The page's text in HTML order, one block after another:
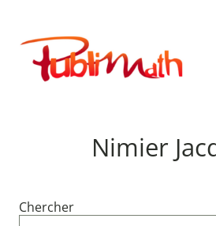
contenu
Publimath
Nimier
Chercher